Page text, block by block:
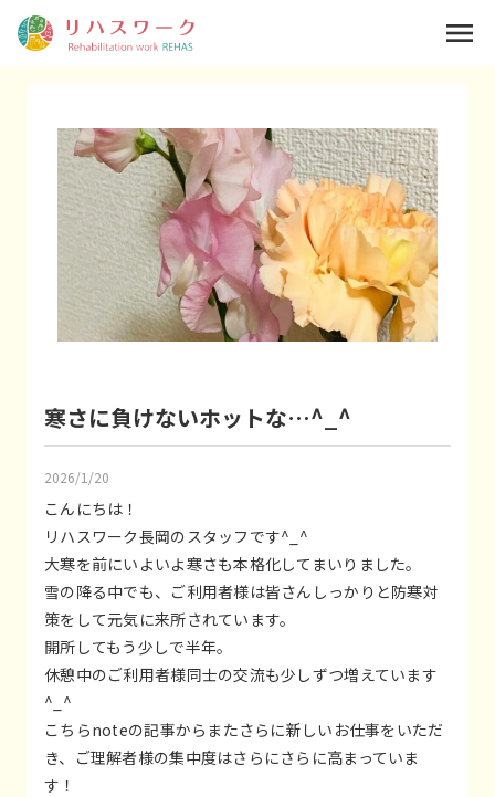
寒さに負けないホットな…^_^
2026/1/20
こんにちは！
リハスワーク長岡のスタッフです^_^
大寒を前にいよいよ寒さも本格化してまいりました。
雪の降る中でも、ご利用者様は皆さんしっかりと防寒対
策をして元気に来所されています。
開所してもう少しで半年。
休憩中のご利用者様同士の交流も少しずつ増えています
^_^
こちらnoteの記事からまたさらに新しいお仕事をいただ
き、ご理解者様の集中度はさらにさらに高まっていま
す！
menu